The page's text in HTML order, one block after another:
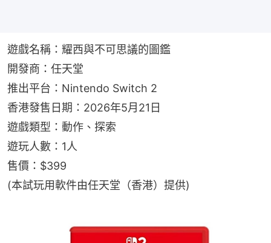
遊戲名稱：耀西與不可思議的圖鑑
開發商：任天堂
推出平台：Nintendo Switch 2
香港發售日期：2026年5月21日
遊戲類型：動作、探索
遊玩人數：1人
售價：$399
(本試玩用軟件由任天堂（香港）提供)